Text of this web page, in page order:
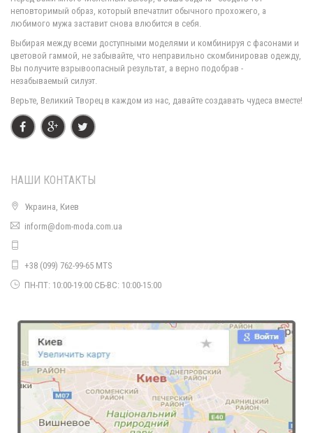
1400.00грн.
Утепленный спортивный костюм женский тройка
Женский спортивный костюм утепленный
неповторимый образ, который впечатлит обычного прохожего, а
любимого мужа заставит снова влюбится в себя.
Выбирая между всеми доступными моделями и комбинируя с фасонами и
цветовой гаммой, не забывайте, что неправильно скомбинировав одежду,
Вы получите взрывоопасный результат, а верно подобрав -
незабываемый силуэт.
Верьте, Великий Творец в каждом из нас, давайте создавать чудеса вместе!
НАШИ КОНТАКТЫ
Украина, Киев
inform@dom-moda.com.ua
+38 (099) 762-99-65 MTS
ПН-ПТ: 10:00-19:00 СБ-ВС: 10:00-15:00